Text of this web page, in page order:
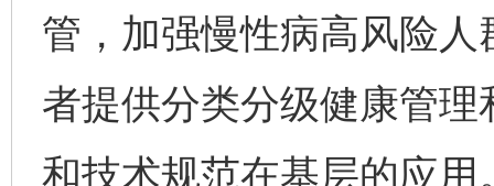
管，加强慢性病高风险
者提供分类分级健康管
和技术规范在基层的应